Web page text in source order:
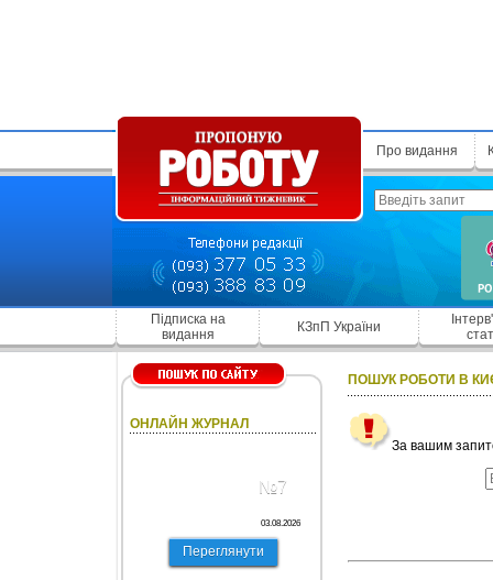
Про видання
Підписка на
видання
КЗпП України
ОНЛАЙН ЖУРНАЛ
№7
03.08.2026
Переглянути
ПОШУК РОБОТИ В
За вашим